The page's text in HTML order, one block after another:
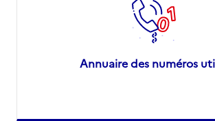
Annuaire des numéros